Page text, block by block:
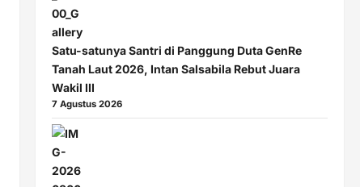
Satu-satunya Santri di Panggung Duta GenRe
Tanah Laut 2026, Intan Salsabila Rebut Juara
Wakil III
7 Agustus 2026